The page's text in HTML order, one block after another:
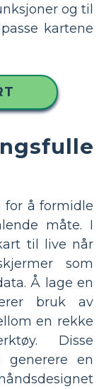
og til
kartene
for å formidle
måte. I
til live når
som
Å lage en
bruk av
en rekke
Disse
en